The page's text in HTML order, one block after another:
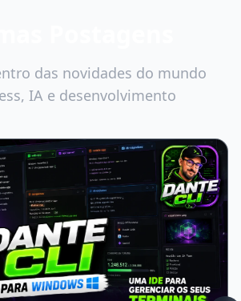
das novidades do mundo
IA e desenvolvimento